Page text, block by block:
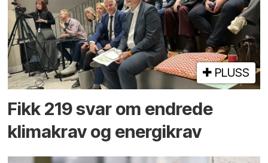
PLUSS
Fikk 219 svar om endrede
klimakrav og energikrav